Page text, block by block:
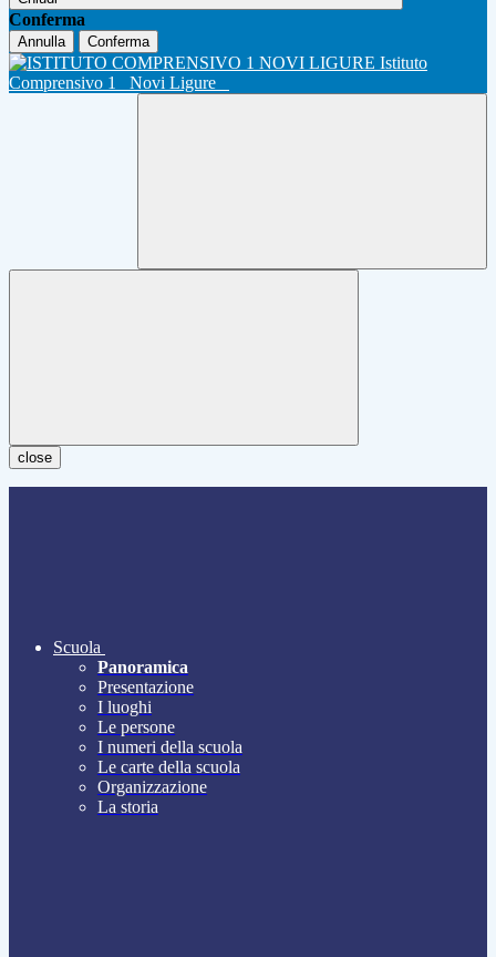
Conferma
Annulla Conferma
Istituto
Comprensivo 1
Novi Ligure
close
Scuola
Panoramica
Presentazione
I luoghi
Le persone
I numeri della scuola
Le carte della scuola
Organizzazione
La storia